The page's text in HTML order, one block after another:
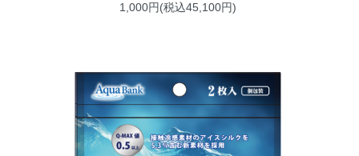
1,000円(税込45,100円)